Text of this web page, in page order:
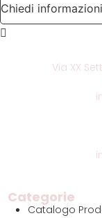
Chiedi
Via XX
Categorie
Catalogo